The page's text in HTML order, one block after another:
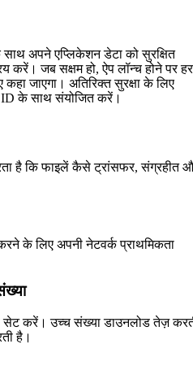
अपने एप्लिकेशन डेटा को सुरक्षित
करें। जब सक्षम हो, ऐप लॉन्च होने पर हर
जाएगा। अतिरिक्त सुरक्षा के लिए
ID के साथ संयोजित करें।
है कि फाइलें कैसे ट्रांसफर, संग्रहीत
के लिए अपनी नेटवर्क प्राथमिकता
सेट करें। उच्च संख्या डाउनलोड तेज़
है।